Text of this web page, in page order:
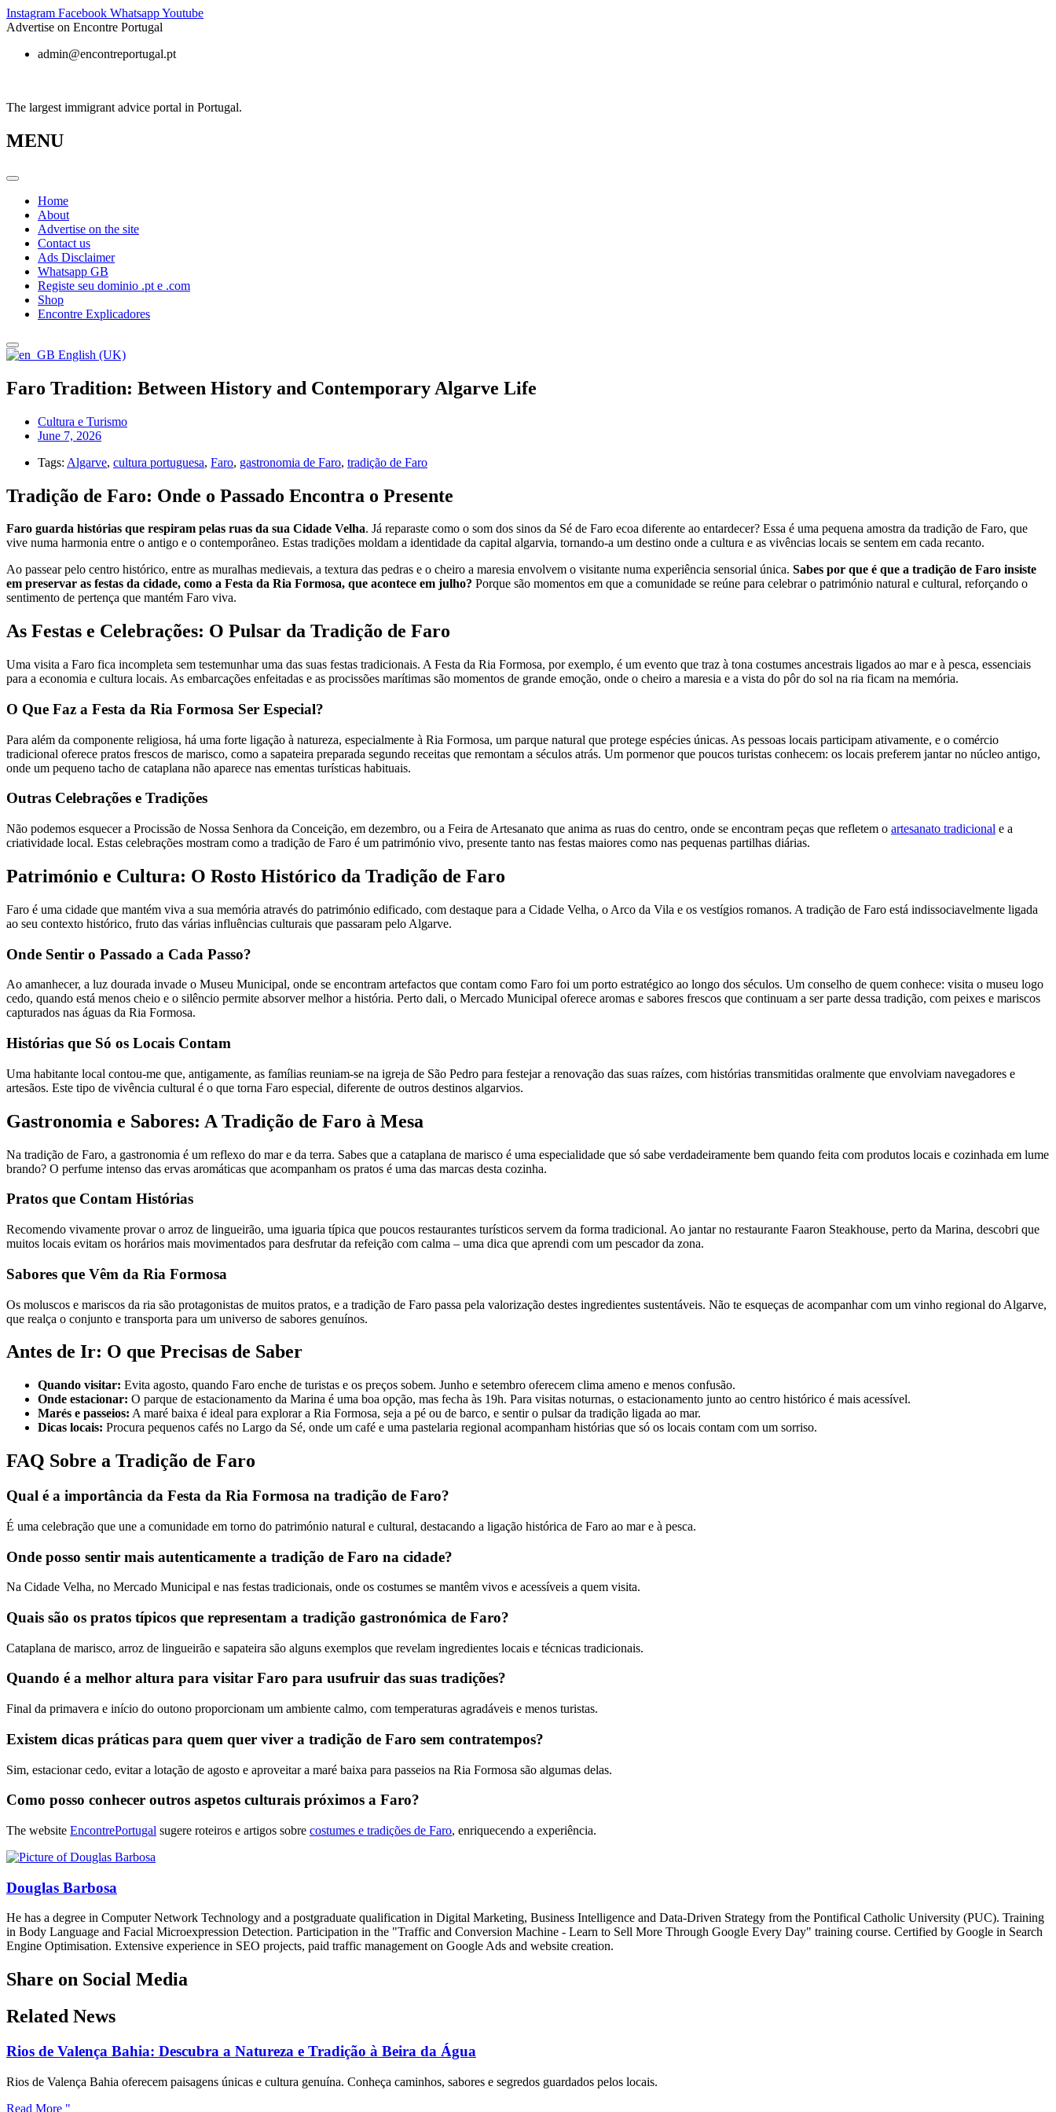
Skip
to
Instagram Facebook WhatsappYoutube
Advertise on Encontre Portugal
admin@encontreportugal.pt
The largest immigrant advice portal in Portugal.
MENU
Home
About
Advertise on the site
Contact us
Ads Disclaimer
Whatsapp GB
Registe seu dominio .pt e .com
Shop
Encontre Explicadores
English (UK)
Faro Tradition: Between History and Contemporary Algarve Life
Cultura e Turismo
June 7, 2026
Tags: Algarve, cultura portuguesa, Faro, gastronomia de Faro, tradição de Faro
Tradição de Faro: Onde o Passado Encontra o Presente
Faro guarda histórias que respiram pelas ruas da sua Cidade Velha. Já reparaste como o som dos sinos da Sé de Faro ecoa diferente ao entardecer? Essa é uma pequena amostra da tradição de Faro, que
vive numa harmonia entre o antigo e o contemporâneo. Estas tradições moldam a identidade da capital algarvia, tornando-a um destino onde a cultura e as vivências locais se sentem em cada recanto.
Ao passear pelo centro histórico, entre as muralhas medievais, a textura das pedras e o cheiro a maresia envolvem o visitante numa experiência sensorial única. Sabes por que é que a tradição de Faro insiste
em preservar as festas da cidade, como a Festa da Ria Formosa, que acontece em julho? Porque são momentos em que a comunidade se reúne para celebrar o património natural e cultural, reforçando o
sentimento de pertença que mantém Faro viva.
As Festas e Celebrações: O Pulsar da Tradição de Faro
Uma visita a Faro fica incompleta sem testemunhar uma das suas festas tradicionais. A Festa da Ria Formosa, por exemplo, é um evento que traz à tona costumes ancestrais ligados ao mar e à pesca, essenciais
para a economia e cultura locais. As embarcações enfeitadas e as procissões marítimas são momentos de grande emoção, onde o cheiro a maresia e a vista do pôr do sol na ria ficam na memória.
O Que Faz a Festa da Ria Formosa Ser Especial?
Para além da componente religiosa, há uma forte ligação à natureza, especialmente à Ria Formosa, um parque natural que protege espécies únicas. As pessoas locais participam ativamente, e o comércio
tradicional oferece pratos frescos de marisco, como a sapateira preparada segundo receitas que remontam a séculos atrás. Um pormenor que poucos turistas conhecem: os locais preferem jantar no núcleo antigo,
onde um pequeno tacho de cataplana não aparece nas ementas turísticas habituais.
Outras Celebrações e Tradições
Não podemos esquecer a Procissão de Nossa Senhora da Conceição, em dezembro, ou a Feira de Artesanato que anima as ruas do centro, onde se encontram peças que refletem o artesanato tradicional e a
criatividade local. Estas celebrações mostram como a tradição de Faro é um património vivo, presente tanto nas festas maiores como nas pequenas partilhas diárias.
Património e Cultura: O Rosto Histórico da Tradição de Faro
Faro é uma cidade que mantém viva a sua memória através do património edificado, com destaque para a Cidade Velha, o Arco da Vila e os vestígios romanos. A tradição de Faro está indissociavelmente ligada
ao seu contexto histórico, fruto das várias influências culturais que passaram pelo Algarve.
Onde Sentir o Passado a Cada Passo?
Ao amanhecer, a luz dourada invade o Museu Municipal, onde se encontram artefactos que contam como Faro foi um porto estratégico ao longo dos séculos. Um conselho de quem conhece: visita o museu logo
cedo, quando está menos cheio e o silêncio permite absorver melhor a história. Perto dali, o Mercado Municipal oferece aromas e sabores frescos que continuam a ser parte dessa tradição, com peixes e mariscos
capturados nas águas da Ria Formosa.
Histórias que Só os Locais Contam
Uma habitante local contou-me que, antigamente, as famílias reuniam-se na igreja de São Pedro para festejar a renovação das suas raízes, com histórias transmitidas oralmente que envolviam navegadores e
artesãos. Este tipo de vivência cultural é o que torna Faro especial, diferente de outros destinos algarvios.
Gastronomia e Sabores: A Tradição de Faro à Mesa
Na tradição de Faro, a gastronomia é um reflexo do mar e da terra. Sabes que a cataplana de marisco é uma especialidade que só sabe verdadeiramente bem quando feita com produtos locais e cozinhada em lume
brando? O perfume intenso das ervas aromáticas que acompanham os pratos é uma das marcas desta cozinha.
Pratos que Contam Histórias
Recomendo vivamente provar o arroz de lingueirão, uma iguaria típica que poucos restaurantes turísticos servem da forma tradicional. Ao jantar no restaurante Faaron Steakhouse, perto da Marina, descobri que
muitos locais evitam os horários mais movimentados para desfrutar da refeição com calma – uma dica que aprendi com um pescador da zona.
Sabores que Vêm da Ria Formosa
Os moluscos e mariscos da ria são protagonistas de muitos pratos, e a tradição de Faro passa pela valorização destes ingredientes sustentáveis. Não te esqueças de acompanhar com um vinho regional do Algarve,
que realça o conjunto e transporta para um universo de sabores genuínos.
Antes de Ir: O que Precisas de Saber
Quando visitar: Evita agosto, quando Faro enche de turistas e os preços sobem. Junho e setembro oferecem clima ameno e menos confusão.
Onde estacionar: O parque de estacionamento da Marina é uma boa opção, mas fecha às 19h. Para visitas noturnas, o estacionamento junto ao centro histórico é mais acessível.
Marés e passeios: A maré baixa é ideal para explorar a Ria Formosa, seja a pé ou de barco, e sentir o pulsar da tradição ligada ao mar.
Dicas locais: Procura pequenos cafés no Largo da Sé, onde um café e uma pastelaria regional acompanham histórias que só os locais contam com um sorriso.
FAQ Sobre a Tradição de Faro
Qual é a importância da Festa da Ria Formosa na tradição de Faro?
É uma celebração que une a comunidade em torno do património natural e cultural, destacando a ligação histórica de Faro ao mar e à pesca.
Onde posso sentir mais autenticamente a tradição de Faro na cidade?
Na Cidade Velha, no Mercado Municipal e nas festas tradicionais, onde os costumes se mantêm vivos e acessíveis a quem visita.
Quais são os pratos típicos que representam a tradição gastronómica de Faro?
Cataplana de marisco, arroz de lingueirão e sapateira são alguns exemplos que revelam ingredientes locais e técnicas tradicionais.
Quando é a melhor altura para visitar Faro para usufruir das suas tradições?
Final da primavera e início do outono proporcionam um ambiente calmo, com temperaturas agradáveis e menos turistas.
Existem dicas práticas para quem quer viver a tradição de Faro sem contratempos?
Sim, estacionar cedo, evitar a lotação de agosto e aproveitar a maré baixa para passeios na Ria Formosa são algumas delas.
Como posso conhecer outros aspetos culturais próximos a Faro?
The website EncontrePortugal sugere roteiros e artigos sobre costumes e tradições de Faro, enriquecendo a experiência.
Douglas Barbosa
He has a degree in Computer Network Technology and a postgraduate qualification in Digital Marketing, Business Intelligence and Data-Driven Strategy from the Pontifical Catholic University (PUC). Training
in Body Language and Facial Microexpression Detection. Participation in the "Traffic and Conversion Machine - Learn to Sell More Through Google Every Day" training course. Certified by Google in Search
Engine Optimisation. Extensive experience in SEO projects, paid traffic management on Google Ads and website creation.
Share on Social Media
Related News
Rios de Valença Bahia: Descubra a Natureza e Tradição à Beira da Água
Rios de Valença Bahia oferecem paisagens únicas e cultura genuína. Conheça caminhos, sabores e segredos guardados pelos locais.
Read More "